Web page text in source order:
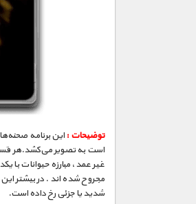
توضیحات :این برنامه
است به تصویر می‌کشد.هر
غیر عمد، مبارزه حیوانات با
مجروح شده اند . در بیشتر
شدید یا جزئی رخ داده است.